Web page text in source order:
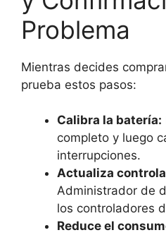
Problema
Mientras decides
prueba estos pasos:
Calibra la batería:
completo y luego
interrupciones.
Actualiza
Administrador de
los controladores
Reduce el